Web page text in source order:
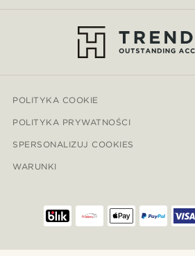
POLITYKA COOKIE
POLITYKA PRYWATNOŚCI
SPERSONALIZUJ COOKIES
WARUNKI